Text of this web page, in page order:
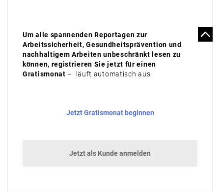
Um alle spannenden Reportagen zur
Arbeitssicherheit, Gesundheitsprävention und
nachhaltigem Arbeiten unbeschränkt lesen zu
können, registrieren Sie jetzt für einen
Gratismonat – läuft automatisch aus!
Jetzt Gratismonat beginnen
Jetzt als Kunde anmelden